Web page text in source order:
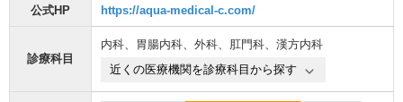
公式HP https://aqua-medical-c.com/
診療科目
内科、 胃腸内科、 外科、 肛門科、 漢方内科
近くの医療機関を診療科目から探す